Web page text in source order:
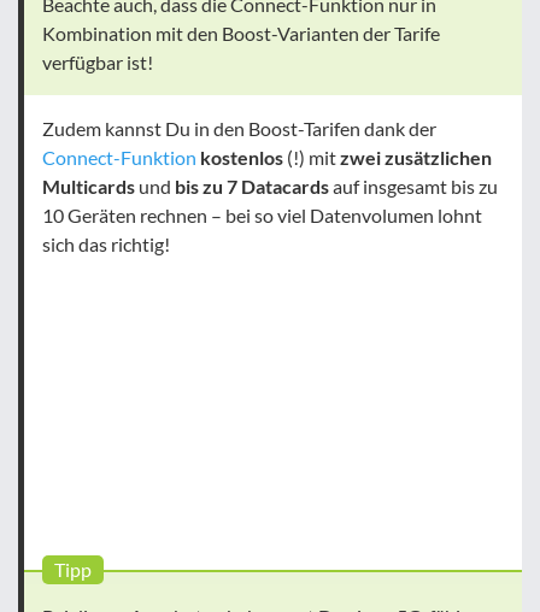
Kombination mit den Boost-Varianten der Tarife
verfügbar ist!
Zudem kannst Du in den Boost-Tarifen dank der
Connect-Funktion kostenlos (!) mitzwei zusätzlichen
Multicards und bis zu 7 Datacardsauf insgesamt bis zu
10 Geräten rechnen – bei so viel Datenvolumen lohnt
sich das richtig!
Tipp